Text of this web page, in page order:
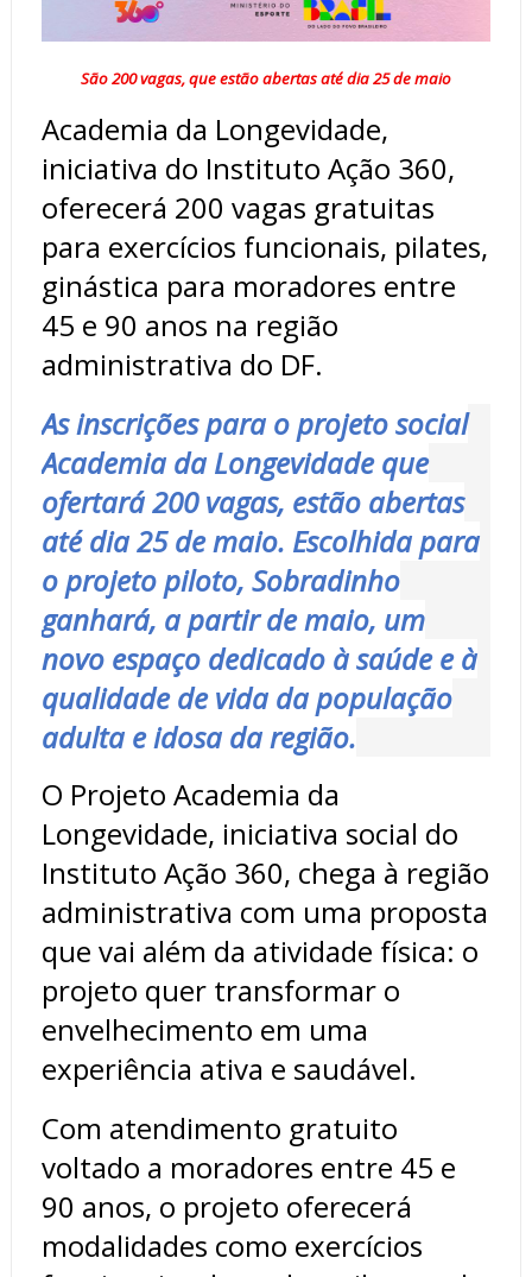
São 200 vagas, que estão abertas até dia 25 de maio
Academia da Longevidade,
iniciativa do Instituto Ação 360,
oferecerá 200 vagas gratuitas
para exercícios funcionais, pilates,
ginástica para moradores entre
45 e 90 anos na região
administrativa do DF.
As inscrições para o projeto social
Academia da Longevidade que
ofertará 200 vagas, estão abertas
até dia 25 de maio. Escolhida para
o projeto piloto, Sobradinho
ganhará, a partir de maio, um
novo espaço dedicado à saúde e à
qualidade de vida da população
adulta e idosa da região.
O Projeto Academia da
Longevidade, iniciativa social do
Instituto Ação 360, chega à região
administrativa com uma proposta
que vai além da atividade física: o
projeto quer transformar o
envelhecimento em uma
experiência ativa e saudável.
Com atendimento gratuito
voltado a moradores entre 45 e
90 anos, o projeto oferecerá
modalidades como exercícios